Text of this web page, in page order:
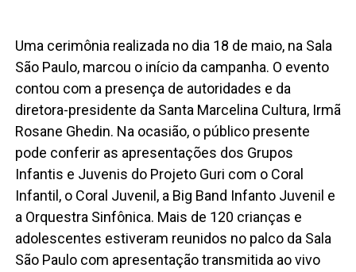
Uma cerimônia realizada no dia 18 de maio, na Sala
São Paulo, marcou o início da campanha. O evento
contou com a presença de autoridades e da
diretora-presidente da Santa Marcelina Cultura, Irmã
Rosane Ghedin. Na ocasião, o público presente
pode conferir as apresentações dos Grupos
Infantis e Juvenis do Projeto Guri com o Coral
Infantil, o Coral Juvenil, a Big Band Infanto Juvenil e
a Orquestra Sinfônica. Mais de 120 crianças e
adolescentes estiveram reunidos no palco da Sala
São Paulo com apresentação transmitida ao vivo